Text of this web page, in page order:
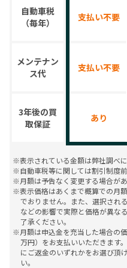
自動車税
（毎年）
メンテナン
ス代
3年後の買
取保証
支払い不要
支払い不要
あり
※表示されている金額は弊社調べに
※自動車税等に関しては割引制度前
※月額は予告なく変更する場合があ
※表示価格はあくまで概算での月
でおりません。また、選択され
などの影響で実際と価格が異な
了承ください。
※月額は申込金を充当した場合の
万円）をお支払いいただきます
にご返金のいずれかをお選び頂
い。